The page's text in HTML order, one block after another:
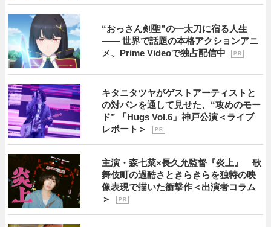
“おっさん剣聖”の一太刀に宿る人生
―― 世界で話題の本格アクションアニ
メ、Prime Videoで独占配信中
P R
キタニタツヤがゲストアーティストと
の対バンを通して見せた、“攻めのモー
ド” 「Hugs Vol.6」神戸公演＜ライブ
レポート＞
P R
主演・森七菜×長久允監督『炎上』 歌
舞伎町の過酷さときらきらを独特の映
像表現で描いた衝撃作＜出演者コラム
＞
P R